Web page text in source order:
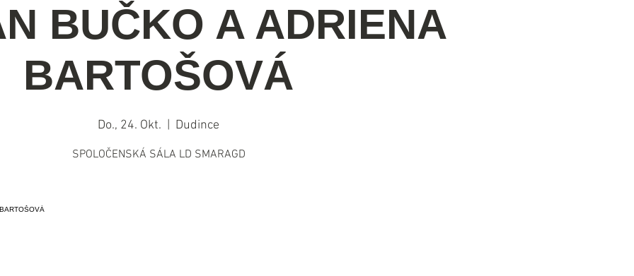
BUČKO A ADRIENA
BARTOŠOVÁ
Do., 24. Okt. Dudince
SPOLOČENSKÁ SÁLA LD SMARAGD